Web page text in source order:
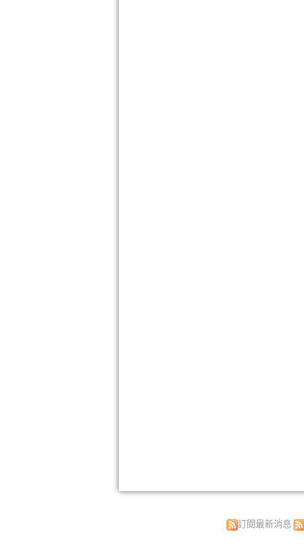
訂閱最新消息